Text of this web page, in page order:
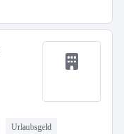
Urlaubsgeld